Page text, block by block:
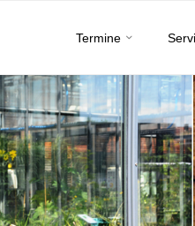
content
Termine